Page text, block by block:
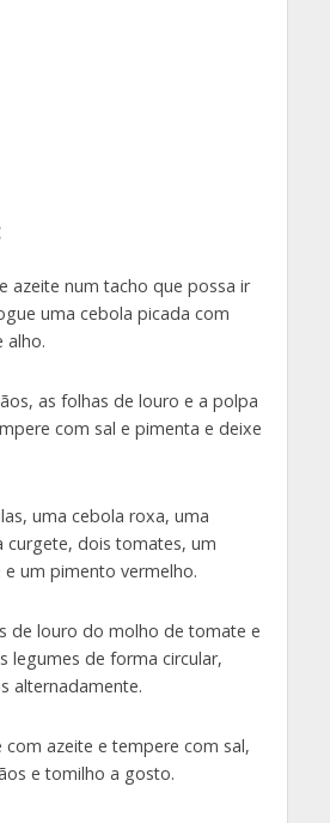
azeite num tacho que possa ir
uma cebola picada com
alho.
as folhas de louro e a polpa
com sal e pimenta e deixe
uma cebola roxa, uma
curgete, dois tomates, um
um pimento vermelho.
de louro do molho de tomate e
legumes de forma circular,
alternadamente.
com azeite e tempere com sal,
e tomilho a gosto.